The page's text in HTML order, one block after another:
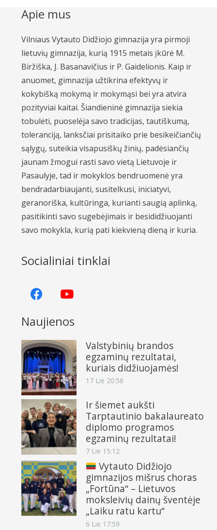
Apie mus
Vilniaus Vytauto Didžiojo gimnazija yra pirmoji
lietuvių gimnazija, kurią 1915 metais įkūrė M.
Biržiška, J. Basanavičius ir P. Gaidelionis. Kaip ir
anuomet, gimnazija užtikrina efektyvų ir
kokybišką mokymą ir mokymąsi bei yra atvira
pozityviai kaitai. Šiandieninė gimnazija siekia
tobulėti, puoselėja savo tradicijas, tautiškumą,
toleranciją, lanksčiai prisitaiko prie besikeičiančių
sąlygų, suteikia visapusiškų žinių, padėsiančių
jaunam žmogui rasti savo vietą Lietuvoje ir
Pasaulyje, tad ir mokyklos bendruomenė yra
bendradarbiaujanti, susitelkusi, iniciatyvi,
geranoriška, kultūringa, kurianti saugią aplinką,
pasitikinti savo sugebėjimais ir besididžiuojanti
savo mokykla, kurią pati kiekvieną dieną ir kuria.
Socialiniai tinklai
Naujienos
Valstybinių brandos
egzaminų rezultatai,
kuriais didžiuojamės!
17 Lie 20:56
Ir šiemet aukšti
Tarptautinio bakalaureato
diplomo programos
egzaminų rezultatai!
7 Lie 15:12
Vytauto Didžiojo
gimnazijos mišrus choras
„Fortūna“ – Lietuvos
moksleivių dainų šventėje
„Laiku ratu kartu“
6 Lie 17:59